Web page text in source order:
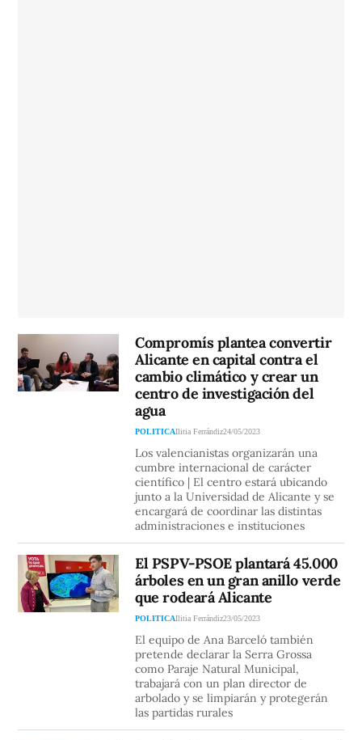
Compromís plantea convertir
Alicante en capital contra el
cambio climático y crear un
centro de investigación del
agua
POLITICAIlitia Ferrándiz24/05/2023
Los valencianistas organizarán una
cumbre internacional de carácter
científico | El centro estará ubicando
junto a la Universidad de Alicante y se
encargará de coordinar las distintas
administraciones e instituciones
El PSPV-PSOE plantará 45.000
árboles en un gran anillo verde
que rodeará Alicante
POLITICAIlitia Ferrándiz23/05/2023
El equipo de Ana Barceló también
pretende declarar la Serra Grossa
como Paraje Natural Municipal,
trabajará con un plan director de
arbolado y se limpiarán y protegerán
las partidas rurales